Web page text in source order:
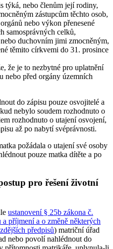
týká, nebo členům její rodiny,
zástupcům těchto osob,
nebo výkon přenesené
samosprávných celků,
duchovním jimi zmocněným,
těmito církvemi do 31. prosince
že je to nezbytné pro uplatnění
nebo před orgány územních
do zápisu pouze osvojitelé a
nebylo soudem rozhodnuto o
rozhodnuto o utajení osvojení,
až po nabytí svéprávnosti.
požádala o utajení své osoby
pouze matka dítěte a po
pro řešení životní
ustanovení § 25b zákona č.
příjmení a o změně některých
předpisů) matriční úřad
nebo povolí nahlédnout do